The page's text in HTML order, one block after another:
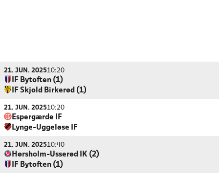
21. JUN. 202510:20
IF Bytoften (1)
IF Skjold Birkerød (1)
21. JUN. 202510:20
Espergærde IF
Lynge-Uggeløse IF
21. JUN. 202510:40
Hørsholm-Usserød IK (2)
IF Bytoften (1)